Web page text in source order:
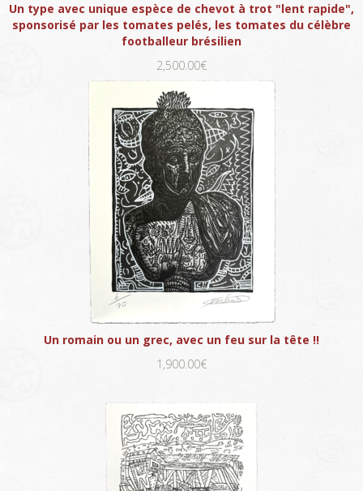
Un type avec unique espèce de chevot à trot "lent rapide",
sponsorisé par les tomates pelés, les tomates du célèbre
footballeur brésilien
2,500.00€
Un romain ou un grec, avec un feu sur la tête !!
1,900.00€